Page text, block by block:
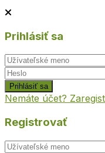
Prihlásiť sa
Prihlásiť sa
Nemáte účet?
Registrovať